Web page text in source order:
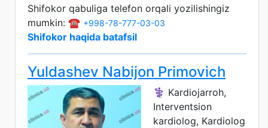
Shifokor qabuliga telefon orqali yozilishingiz
mumkin: ☎️ +998-78-777-03-03
Shifokor haqida batafsil
Yuldashev Nabijon Primovich
⚕️ Kardiojarroh,
Interventsion
kardiolog, Kardiolog